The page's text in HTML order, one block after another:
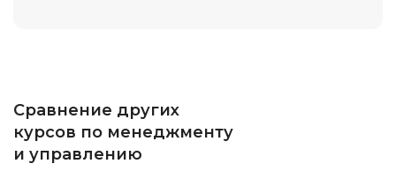
Сравнение других
курсов по менеджменту
и управлению